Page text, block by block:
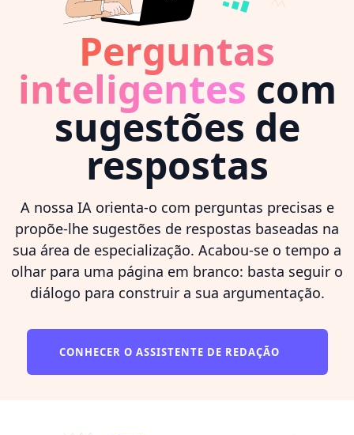
Perguntas
inteligentes com
sugestões de
respostas
A nossa IA orienta-o com perguntas precisas e
propõe-lhe sugestões de respostas baseadas na
sua área de especialização. Acabou-se o tempo a
olhar para uma página em branco: basta seguir o
diálogo para construir a sua argumentação.
CONHECER O ASSISTENTE DE REDAÇÃO